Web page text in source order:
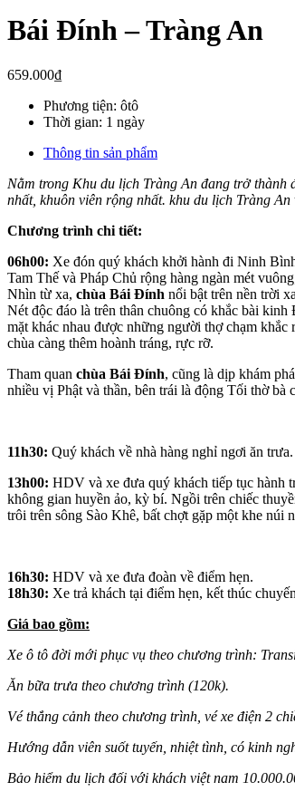
Bái Đính – Tràng An
659.000₫
Phương tiện: ôtô
Thời gian: 1 ngày
Thông tin sản phẩm
Nằm trong Khu du lịch Tràng An đang trở
nhất, khuôn viên rộng nhất. khu du lịch Tràng
Chương trình chi tiết:
06h00: Xe đón quý khách khởi hành đi Ninh
Tam Thế và Pháp Chủ rộng hàng ngàn mét
Nhìn từ xa, chùa Bái Đính nổi bật trên nền trời
Nét độc đáo là trên thân chuông có khắc bài
mặt khác nhau được những người thợ chạm
chùa càng thêm hoành tráng, rực rỡ.
Tham quan chùa Bái Đính, cũng là dịp khám
nhiều vị Phật và thần, bên trái là động Tối thờ
11h30: Quý khách về nhà hàng nghỉ ngơi ăn trưa.
13h00: HDV và xe đưa quý khách tiếp tục hành
không gian huyền ảo, kỳ bí. Ngồi trên chiếc
trôi trên sông Sào Khê, bất chợt gặp một khe núi
16h30: HDV và xe đưa đoàn về điểm hẹn.
18h30: Xe trả khách tại điểm hẹn, kết thúc
Giá bao gồm:
Xe ô tô đời mới phục vụ theo chương trình:
Ăn bữa trưa theo chương trình (120k).
Vé thắng cảnh theo chương trình, vé xe điện 2
Hướng dẫn viên suốt tuyến, nhiệt tình, có kinh
Bảo hiểm du lịch đối với khách việt nam